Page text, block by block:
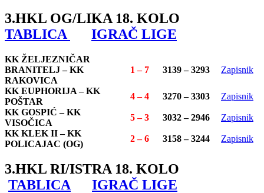
3.HKL OG/LIKA 18. KOLO
TABLICA
IGRAČ LIGE
KK ŽELJEZNIČAR
BRANITELJ – KK
RAKOVICA
1 – 7 3139 – 3293 Zapisnik
KK EUPHORIJA – KK
POŠTAR
4 – 4 3270 – 3303
Zapisnik
KK GOSPIĆ – KK
VISOČICA
5 – 3 3032 – 2946
Zapisnik
KK KLEK II – KK
POLICAJAC (OG)
2 – 6 3158 – 3244 Zapisnik
3.HKL RI/ISTRA 18. KOLO
TABLICA
IGRAČ LIGE